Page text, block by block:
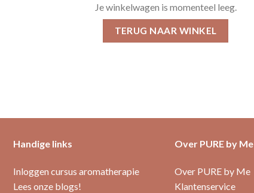
Je winkelwagen is momenteel leeg.
TERUG NAAR WINKEL
Handige links
Inloggen cursus aromatherapie
Lees onze blogs!
Over PURE by Me
Over PURE by Me
Klantenservice